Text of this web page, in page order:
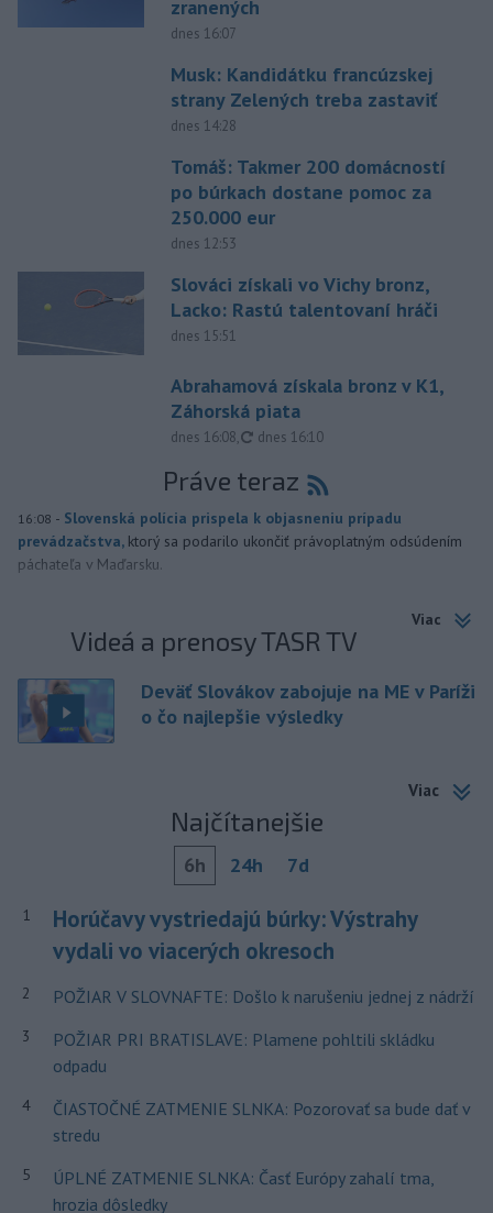
zranených
dnes 16:07
Musk: Kandidátku francúzskej
strany Zelených treba zastaviť
dnes 14:28
Tomáš: Takmer 200 domácností
po búrkach dostane pomoc za
250.000 eur
dnes 12:53
Slováci získali vo Vichy bronz,
Lacko: Rastú talentovaní hráči
dnes 15:51
Abrahamová získala bronz v K1,
Záhorská piata
dnes 16:08, aktualizované
dnes 16:10
Práve teraz
16:08 - Slovenská polícia prispela k objasneniu prípadu
prevádzačstva, ktorý sa podarilo ukončiť právoplatným odsúdením
páchateľa v Maďarsku.
Viac
Videá a prenosy TASR TV
Deväť Slovákov zabojuje na ME v Paríži
o čo najlepšie výsledky
Viac
Najčítanejšie
6h 24h 7d
1
Horúčavy vystriedajú búrky: Výstrahy
vydali vo viacerých okresoch
2 POŽIAR V SLOVNAFTE: Došlo k narušeniu jednej z nádrží
3
POŽIAR PRI BRATISLAVE: Plamene pohltili skládku
odpadu
4
ČIASTOČNÉ ZATMENIE SLNKA: Pozorovať sa bude dať v
stredu
5
ÚPLNÉ ZATMENIE SLNKA: Časť Európy zahalí tma,
hrozia dôsledky